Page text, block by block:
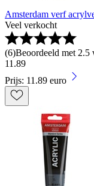
Amsterdam verf
Veel verkocht
(6)Beoordeeld met 2.5
11 .89
Prijs: 11.89 euro